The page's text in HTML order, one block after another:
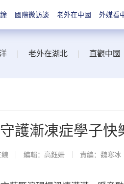
國際微訪談 老外在中國 外媒看
老外在湖北 直觀中國
護漸凍症學子快
編輯：高鈺姍 責編：魏寒冰